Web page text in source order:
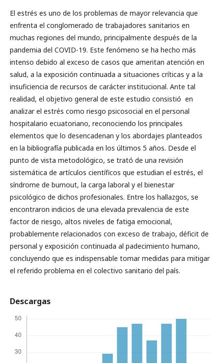
El estrés es uno de los problemas de mayor relevancia que
enfrenta el conglomerado de trabajadores sanitarios en
muchas regiones del mundo, principalmente después de la
pandemia del COVID-19. Este fenómeno se ha hecho más
intenso debido al exceso de casos que ameritan atención en
salud, a la exposición continuada a situaciones críticas y a la
insuficiencia de recursos de carácter institucional. Ante tal
realidad, el objetivo general de este estudio consistió en
analizar el estrés como riesgo psicosocial en el personal
hospitalario ecuatoriano, reconociendo los principales
elementos que lo desencadenan y los abordajes planteados
en la bibliografía publicada en los últimos 5 años. Desde el
punto de vista metodológico, se trató de una revisión
sistemática de artículos científicos que estudian el estrés, el
síndrome de burnout, la carga laboral y el bienestar
psicológico de dichos profesionales. Entre los hallazgos, se
encontraron indicios de una elevada prevalencia de este
factor de riesgo, altos niveles de fatiga emocional,
probablemente relacionados con exceso de trabajo, déficit de
personal y exposición continuada al padecimiento humano,
concluyendo que es indispensable tomar medidas para mitigar
el referido problema en el colectivo sanitario del país.
Descargas